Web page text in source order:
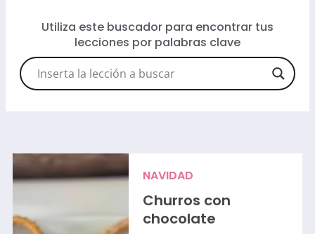
Utiliza este buscador para encontrar tus
lecciones por palabras clave
NAVIDAD
Churros con
chocolate